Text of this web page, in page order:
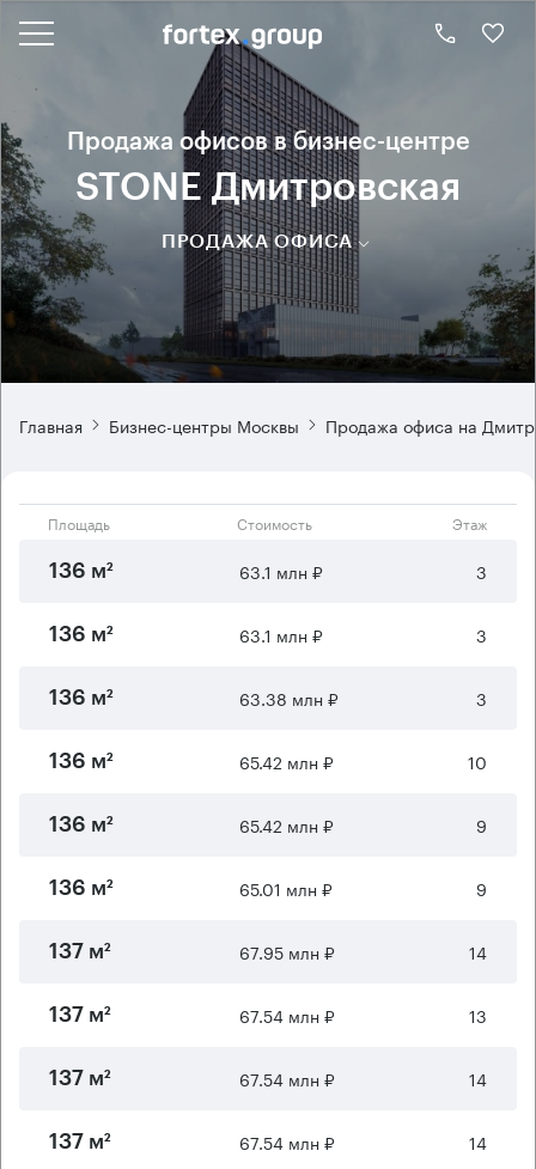
Продажа офисов в бизнес-центре
STONE Дмитровская
ПРОДАЖА ОФИСА
Главная Бизнес-центры Москвы Продажа офиса на
Площадь Стоимость Этаж
136 м² 63.1 млн ₽ 3
136 м² 63.1 млн ₽ 3
136 м² 63.38 млн ₽ 3
136 м² 65.42 млн ₽ 10
136 м² 65.42 млн ₽ 9
136 м² 65.01 млн ₽ 9
137 м² 67.95 млн ₽ 14
137 м² 67.54 млн ₽ 13
137 м² 67.54 млн ₽ 14
137 м² 67.54 млн ₽ 14